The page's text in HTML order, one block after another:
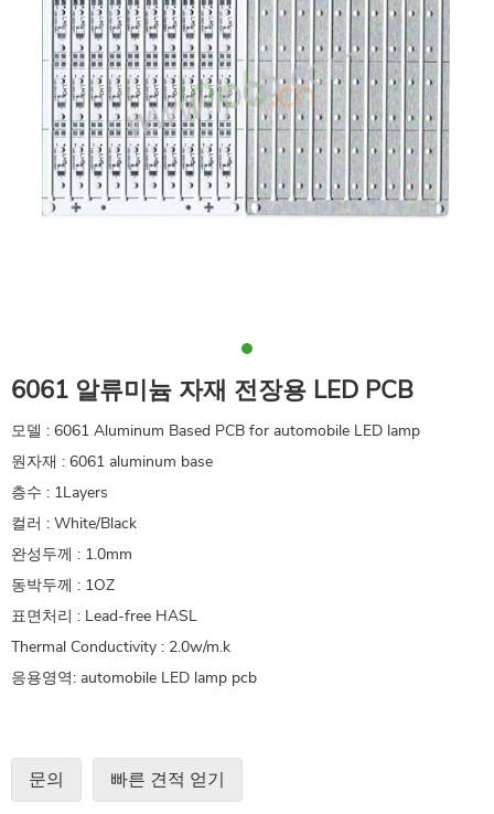
6061 알류미늄 자재 전장용 LED PCB
모델 : 6061 Aluminum Based PCB for automobile LED lamp
원자재 : 6061 aluminum base
층수 : 1Layers
컬러 : White/Black
완성두께 : 1.0mm
동박두께 : 1OZ
표면처리 : Lead-free HASL
Thermal Conductivity : 2.0w/m.k
응용영역: automobile LED lamp pcb
문의 빠른 견적 얻기